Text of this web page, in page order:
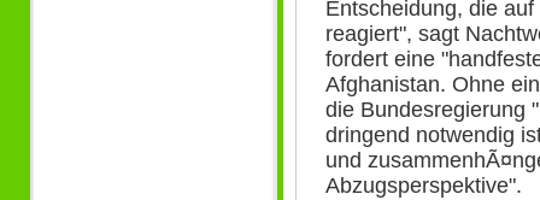
Entscheidung, die
reagiert", sagt
fordert eine
Afghanistan. Ohne
die Bundesregierung
dringend notwendig
und
Abzugsperspektive".